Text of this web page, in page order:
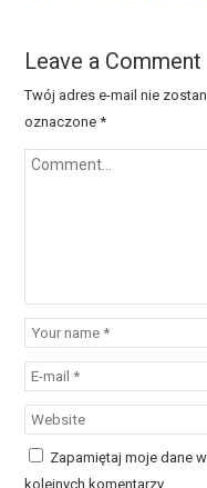
Leave a Comment
Twój adres e-mail nie
oznaczone*
Zapamiętaj moje dane
kolejnych komentarzy.